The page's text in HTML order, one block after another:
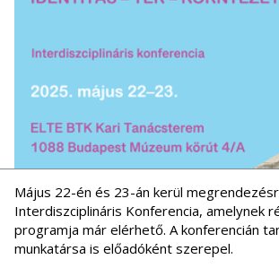
Május 22-én és 23-án kerül
Interdiszciplináris Konferencia, amelynek
programja már elérhető. A konferencián
munkatársa is előadóként szerepel.